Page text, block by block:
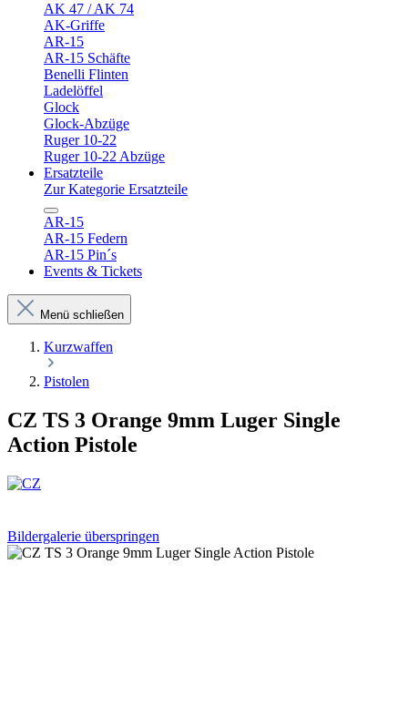
AK 47 / AK 74
AK-Griffe
AR-15
AR-15 Schäfte
Benelli Flinten
Ladelöffel
Glock
Glock-Abzüge
Ruger 10-22
Ruger 10-22 Abzüge
Ersatzteile
Zur Kategorie Ersatzteile
AR-15
AR-15 Federn
AR-15 Pin´s
Events & Tickets
Menü schließen
Kurzwaffen
Pistolen
CZ TS 3 Orange 9mm Luger Single
Action Pistole
Bildergalerie überspringen